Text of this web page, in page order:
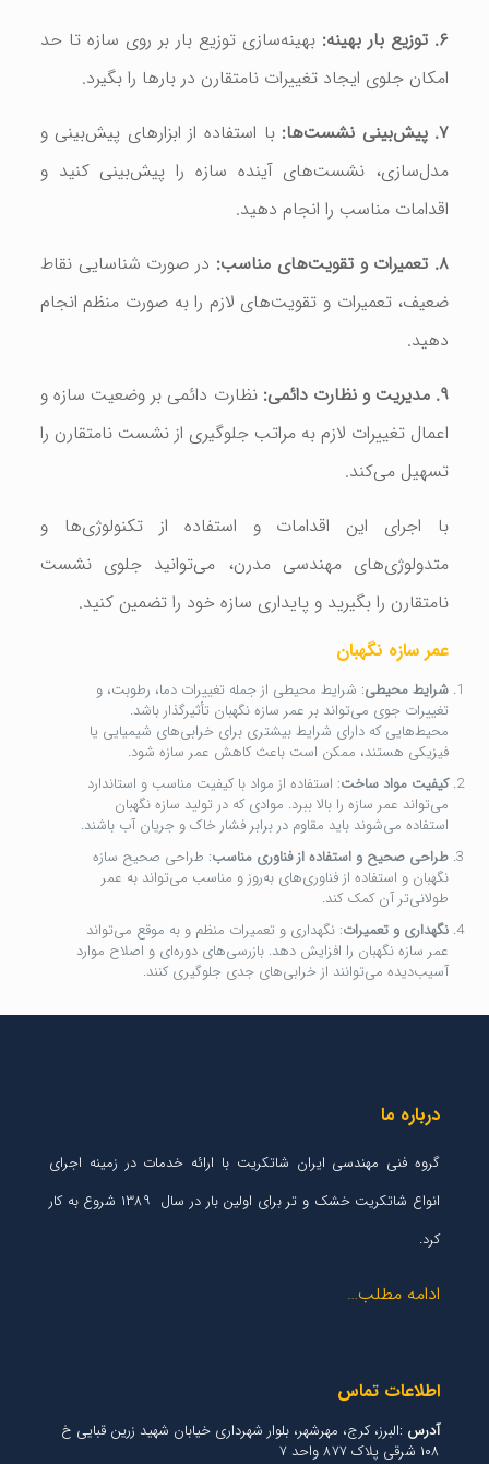
۶. توزیع بار بهینه:
بهینه‌سازی توزیع بار بر روی سازه تا حد
امکان جلوی ایجاد تغییرات نامتقارن در بارها را بگیرد.
۷. پیش‌بینی نشست‌ها:
با استفاده از ابزارهای پیش‌بینی و
مدل‌سازی، نشست‌های آینده سازه را پیش‌بینی کنید و
اقدامات مناسب را انجام دهید.
۸. تعمیرات و تقویت‌های مناسب:
در صورت شناسایی نقاط
ضعیف، تعمیرات و تقویت‌های لازم را به صورت منظم انجام
دهید.
۹. مدیریت و نظارت دائمی:
نظارت دائمی بر وضعیت سازه و
اعمال تغییرات لازم به مراتب جلوگیری از نشست نامتقارن را
تسهیل می‌کند.
با اجرای این اقدامات و استفاده از تکنولوژی‌ها و
متدولوژی‌های مهندسی مدرن، می‌توانید جلوی نشست
نامتقارن را بگیرید و پایداری سازه خود را تضمین کنید.
عمر سازه نگهبان
شرایط محیطی: شرایط محیطی از جمله تغییرات دما، رطوبت، و
تغییرات جوی می‌تواند بر عمر سازه نگهبان تأثیرگذار باشد.
محیط‌هایی که دارای شرایط بیشتری برای خرابی‌های شیمیایی یا
فیزیکی هستند، ممکن است باعث کاهش عمر سازه شود.
کیفیت مواد ساخت: استفاده از مواد با کیفیت مناسب و استاندارد
می‌تواند عمر سازه را بالا ببرد. موادی که در تولید سازه نگهبان
استفاده می‌شوند باید مقاوم در برابر فشار خاک و جریان آب باشند.
طراحی صحیح و استفاده از فناوری مناسب: طراحی صحیح سازه
نگهبان و استفاده از فناوری‌های به‌روز و مناسب می‌تواند به عمر
طولانی‌تر آن کمک کند.
نگهداری و تعمیرات: نگهداری و تعمیرات منظم و به موقع می‌تواند
عمر سازه نگهبان را افزایش دهد. بازرسی‌های دوره‌ای و اصلاح موارد
آسیب‌دیده می‌توانند از خرابی‌های جدی جلوگیری کنند.
درباره ما
گروه فنی مهندسی ایران شاتکریت با ارائه خدمات در زمینه اجرای
انواع شاتکریت خشک و تر برای اولین بار در سال ۱۳۸۹ شروع به کار
کرد.
ادامه مطلب…
اطلاعات تماس
آدرس :البرز، کرج، مهرشهر، بلوار شهرداری خیابان شهید زرین قبایی خ
۱۰۸ شرقی پلاک ۸۷۷ واحد ۷